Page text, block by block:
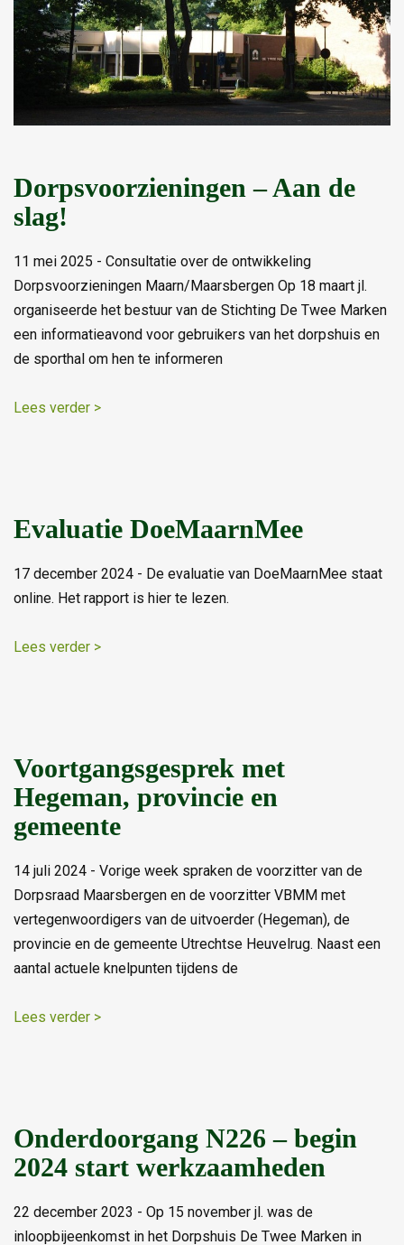
Dorpsvoorzieningen – Aan de
slag!
11 mei 2025 - Consultatie over de ontwikkeling
Dorpsvoorzieningen Maarn/Maarsbergen Op 18 maart jl.
organiseerde het bestuur van de Stichting De Twee Marken
een informatieavond voor gebruikers van het dorpshuis en
de sporthal om hen te informeren
Lees verder >
Evaluatie DoeMaarnMee
17 december 2024 - De evaluatie van DoeMaarnMee staat
online. Het rapport is hier te lezen.
Lees verder >
Voortgangsgesprek met
Hegeman, provincie en
gemeente
14 juli 2024 - Vorige week spraken de voorzitter van de
Dorpsraad Maarsbergen en de voorzitter VBMM met
vertegenwoordigers van de uitvoerder (Hegeman), de
provincie en de gemeente Utrechtse Heuvelrug. Naast een
aantal actuele knelpunten tijdens de
Lees verder >
Onderdoorgang N226 – begin
2024 start werkzaamheden
22 december 2023 - Op 15 november jl. was de
inloopbijeenkomst in het Dorpshuis De Twee Marken in